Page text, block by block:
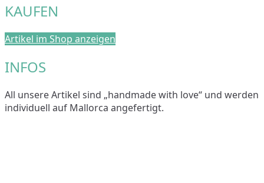
KAUFEN
Artikel im Shop anzeigen
INFOS
All unsere Artikel sind „handmade with love“ und werden
individuell auf Mallorca angefertigt.